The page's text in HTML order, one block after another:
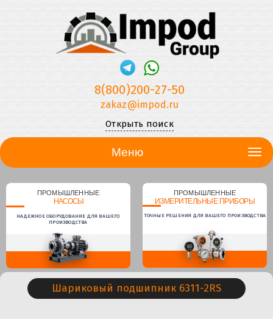
8(800)200-27-50
zakaz@impod.ru
Открыть поиск
Меню
ПРОМЫШЛЕННЫЕ
НАСОСЫ
НАДЕЖНОЕ ОБОРУДОВАНИЕ ДЛЯ ВАШЕГО
ПРОИЗВОДСТВА
ПРОМЫШЛЕННЫЕ
ИЗМЕРИТЕЛЬНЫЕ ПРИБОРЫ
ТОЧНЫЕ РЕШЕНИЯ ДЛЯ ВАШЕГО ПРОИЗВОДСТВА
Шариковый подшипник 6311-2RS